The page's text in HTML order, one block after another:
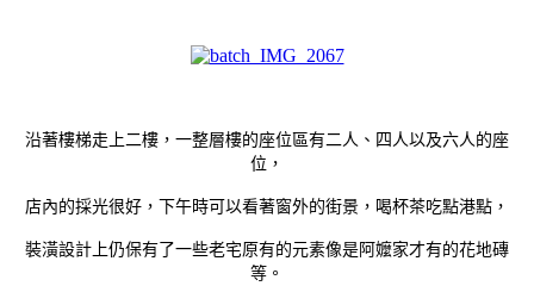
沿著樓梯走上二樓，一整層樓的座位區有二人、四人以及六人的座
位，
店內的採光很好，下午時可以看著窗外的街景，喝杯茶吃點港點，
裝潢設計上仍保有了一些老宅原有的元素像是阿嬤家才有的花地磚
等。